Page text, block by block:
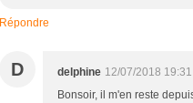
Répondre
D delphine 12/07/2018 19:31
Bonsoir, il m'en reste